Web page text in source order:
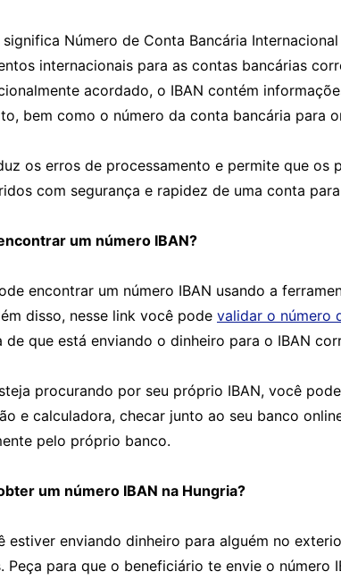
significa Número de Conta Bancária
internacionais para as contas bancárias
acordado, o IBAN contém
bem como o número da conta bancária para
os erros de processamento e permite que os
com segurança e rapidez de uma conta
um número IBAN?
encontrar um número IBAN usando a
disso, nesse link você pode validar o número
de que está enviando o dinheiro para o IBAN
procurando por seu próprio IBAN, você
e calculadora, checar junto ao seu banco
pelo próprio banco.
um número IBAN na Hungria?
estiver enviando dinheiro para alguém no
Peça para que o beneficiário te envie o número